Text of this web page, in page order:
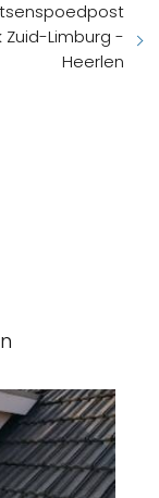
Zuid-Limburg -
Heerlen